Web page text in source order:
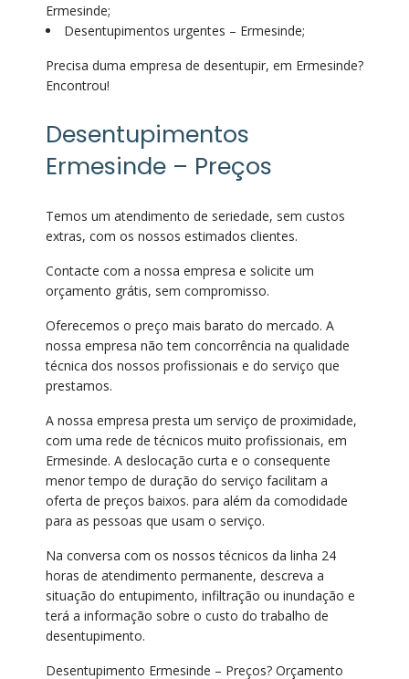
Ermesinde;
Desentupimentos urgentes – Ermesinde;
Precisa duma empresa de desentupir, em Ermesinde?
Encontrou!
Desentupimentos
Ermesinde – Preços
Temos um atendimento de seriedade, sem custos
extras, com os nossos estimados clientes.
Contacte com a nossa empresa e solicite um
orçamento grátis, sem compromisso.
Oferecemos o preço mais barato do mercado. A
nossa empresa não tem concorrência na qualidade
técnica dos nossos profissionais e do serviço que
prestamos.
A nossa empresa presta um serviço de proximidade,
com uma rede de técnicos muito profissionais, em
Ermesinde. A deslocação curta e o consequente
menor tempo de duração do serviço facilitam a
oferta de preços baixos. para além da comodidade
para as pessoas que usam o serviço.
Na conversa com os nossos técnicos da linha 24
horas de atendimento permanente, descreva a
situação do entupimento, infiltração ou inundação e
terá a informação sobre o custo do trabalho de
desentupimento.
Desentupimento Ermesinde – Preços? Orçamento